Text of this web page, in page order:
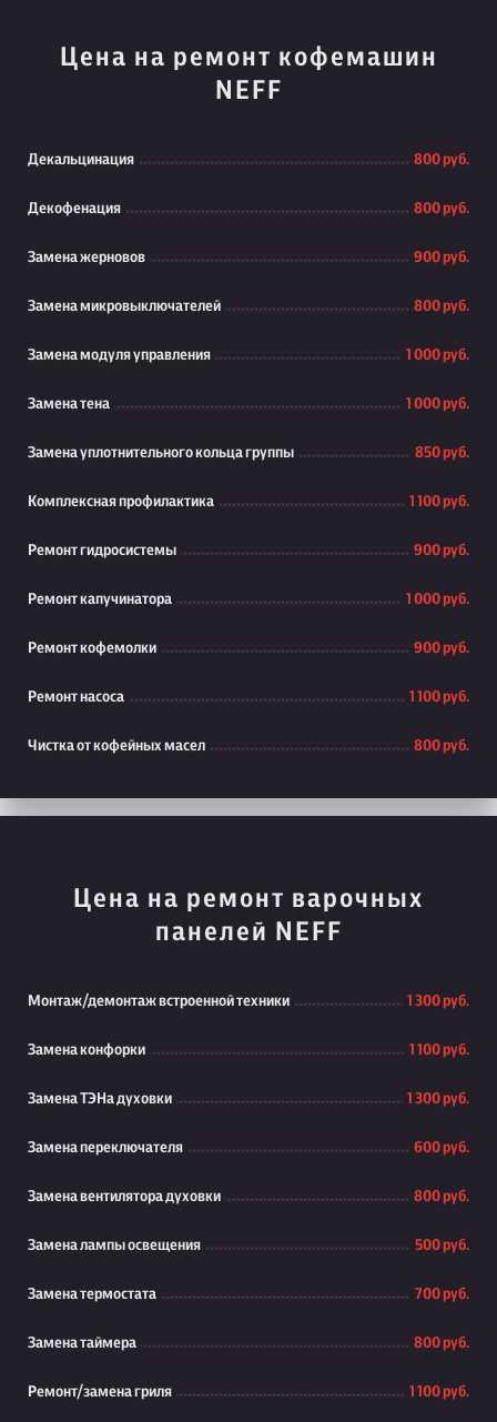
Цена на ремонт кофемашин
NEFF
Декальцинация 800 руб.
Декофенация 800 руб.
Замена жерновов 900 руб.
Замена микровыключателей 800 руб.
Замена модуля управления 1 000 руб.
Замена тена 1 000 руб.
Замена уплотнительного кольца группы 850 руб.
Комплексная профилактика 1 100 руб.
Ремонт гидросистемы 900 руб.
Ремонт капучинатора 1 000 руб.
Ремонт кофемолки 900 руб.
Ремонт насоса 1 100 руб.
Чистка от кофейных масел 800 руб.
Цена на ремонт варочных
панелей NEFF
Монтаж/демонтаж встроенной техники 1 300 руб.
Замена конфорки 1 100 руб.
Замена ТЭНа духовки 1 300 руб.
Замена переключателя 600 руб.
Замена вентилятора духовки 800 руб.
Замена лампы освещения 500 руб.
Замена термостата 700 руб.
Замена таймера 800 руб.
Ремонт/замена гриля 1 100 руб.